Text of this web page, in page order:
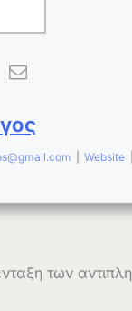
Website
των